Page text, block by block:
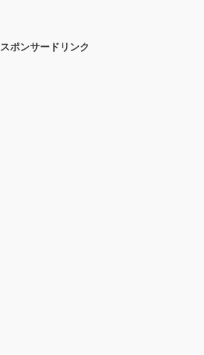
スポンサードリンク